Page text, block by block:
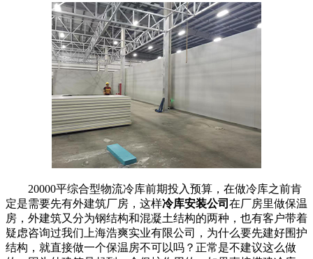
20000平综合型物流冷库前期投入预算，在做冷库之前肯
定是需要先有外建筑厂房，这样冷库安装公司 在厂房里做保温
房，外建筑又分为钢结构和混凝土结构的两种，也有客户带着
疑虑咨询过我们上海浩爽实业有限公司，为什么要先建好围护
结构，就直接做一个保温房不可以吗？正常是不建议这么做